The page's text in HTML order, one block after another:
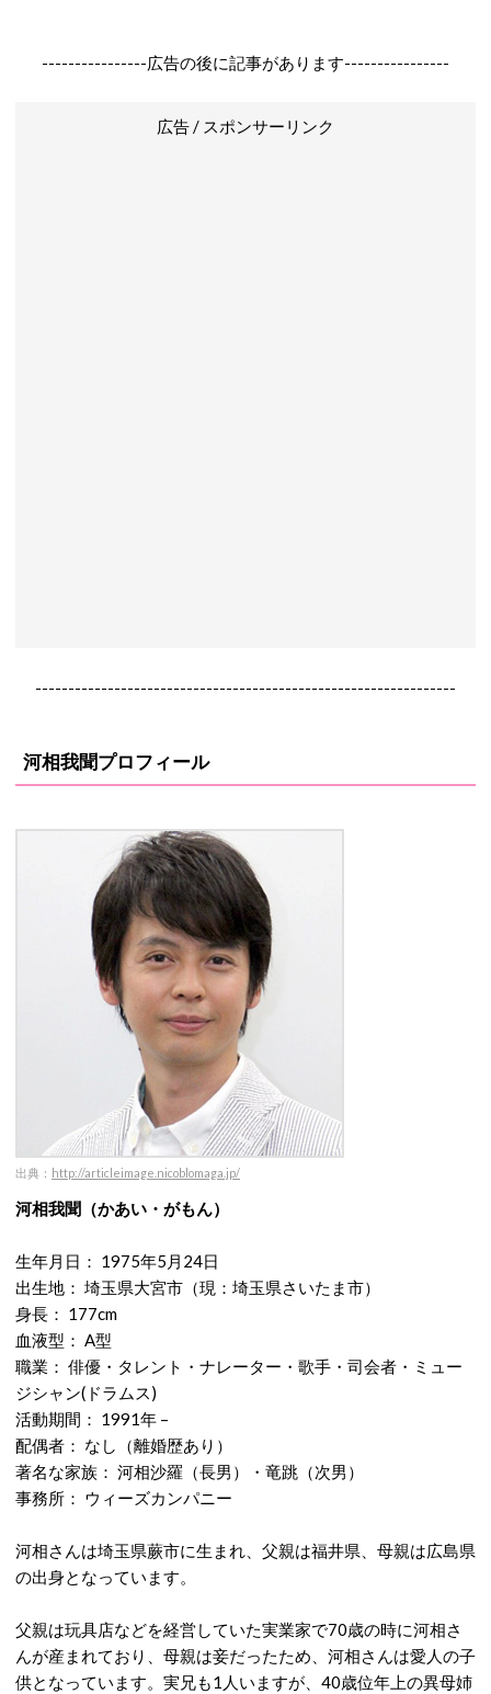
----------------広告の後に記事があります----------------
広告 / スポンサーリンク
----------------------------------------------------------------
河相我聞プロフィール
出典： http://articleimage.nicoblomaga.jp/
河相我聞（かあい・がもん）
生年月日： 1975年5月24日
出生地： 埼玉県大宮市（現：埼玉県さいたま市）
身長： 177cm
血液型： A型
職業： 俳優・タレント・ナレーター・歌手・司会者・ミュー
ジシャン(ドラムス)
活動期間： 1991年 –
配偶者： なし（離婚歴あり）
著名な家族： 河相沙羅（長男）・竜跳（次男）
事務所： ウィーズカンパニー
河相さんは埼玉県蕨市に生まれ、父親は福井県、母親は広島県
の出身となっています。
父親は玩具店などを経営していた実業家で70歳の時に河相さ
んが産まれており、母親は妾だったため、河相さんは愛人の子
供となっています。実兄も1人いますが、40歳位年上の異母姉